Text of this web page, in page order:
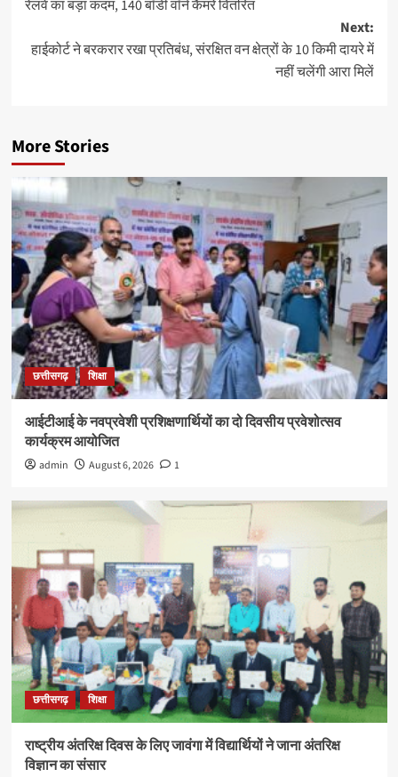
रेलवे का बड़ा कदम, 140 बॉडी वॉर्न कैमरे वितरित
Next:
हाईकोर्ट ने बरकरार रखा प्रतिबंध, संरक्षित वन क्षेत्रों के 10 किमी दायरे में
नहीं चलेंगी आरा मिलें
More Stories
छत्तीसगढ़ शिक्षा
आईटीआई के नवप्रवेशी प्रशिक्षणार्थियों का दो दिवसीय प्रवेशोत्सव
कार्यक्रम आयोजित
admin August 6, 2026 1
छत्तीसगढ़ शिक्षा
राष्ट्रीय अंतरिक्ष दिवस के लिए जावंगा में विद्यार्थियों ने जाना अंतरिक्ष
विज्ञान का संसार